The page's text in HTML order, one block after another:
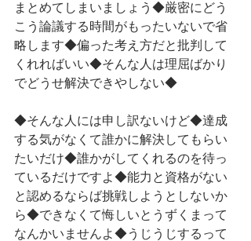
まとめてしまいましょう◆厳密にどう
こう論議する時間がもったいないで省
略します◆偏った考え方だと批判して
くれればいい◆そんな人は理屈ばかり
でどうせ解決できやしない◆
◆そんな人には申し訳ないけど◆達成
する気がなくて誰かに解決してもらい
たいだけ◆誰かがしてくれるのを待っ
ているだけですよ◆能力と資格がない
と認めるならば挑戦しようとしないか
ら◆できなくて悔しいとうずくまって
なんかいませんよ◆うじうじするって